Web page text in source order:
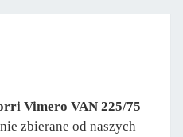
Vimero VAN 225/75
zbierane od naszych